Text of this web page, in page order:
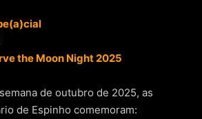
the Moon Night 2025
de outubro de 2025, as
de Espinho comemoram: